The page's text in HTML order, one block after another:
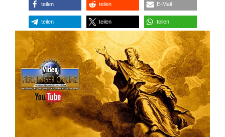
teilen teilen E-Mail
teilen teilen teilen